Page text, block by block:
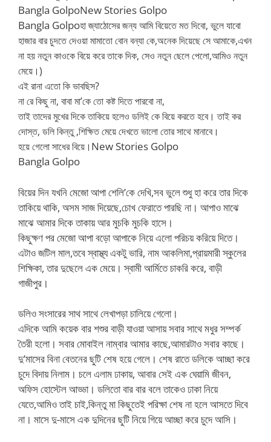
Bangla GolpoNew Stories Golpo
Bangla Golpoহা জ্যাঠোসের জন্য আমি বিয়েতে মত দিবো, ভুলে যাবো
হাজার বার চুদতে দেওয়া মামাতো বোন বন্যা কে,অনেক দিয়েছে সে আমাকে,এখন
না হয় নতুন কাওকে বিয়ে করে তাকে দিক, সেও নতুন ছেলে পেলো,আমিও নতুন
মেয়ে।)
এই রানা এতো কি ভাবছিস?
না রে কিছু না, বাবা মা’কে তো কষ্ট দিতে পারবো না,
তাই তাদের মুখের দিকে তাকিয়ে হলেও ডলিই কে বিয়ে করতে হবে। তাই কর
দোস্ত, ডলি কিন্তু ,শিক্ষিত মেয়ে দেখতে ভালো তোর সাথে মানাবে।
হয়ে গেলো সাধের বিয়ে। New Stories Golpo
Bangla Golpo
বিয়ের দিন যখনি মেজো আপা শেলি’কে দেখি,সব ভুলে শুধু হা করে তার দিকে
তাকিয়ে থাকি, অসম সাজ দিয়েছে,চোখ ফেরাতে পারছি না। আপাও মাঝে
মাঝে আমার দিকে তাকায় আর মুচকি মুচকি হাসে।
কিছুক্ষণ পর মেজো আপা বড়ো আপাকে নিয়ে এলো পরিচয় করিয়ে দিতে।
এটাও জটিল মাল,তবে স্বাস্থ্য একটু ভারি, নাম আকলিমা,প্রায়মারী স্কুলের
শিক্ষিকা, তার দুছেলে এক মেয়ে। স্বামী আর্মিতে চাকরি করে, বাড়ী
গাজীপুর।
ডলিও সংসারের সাথ সাথে লেখাপড়া চালিয়ে গেলো।
এদিকে আমি কয়েক বার শশুর বাড়ী যাওয়া আসায় সবার সাথে মধুর সম্পর্ক
তৈরী হলো। সবার মোবাইল নাম্বার আমার কাছে,আমারটাও সবার কাছে।
দু’মাসের বিনা বেতনের ছুটি শেষ হয়ে গেলে। শেষ রাতে ডলিকে আচ্ছা করে
চুদে বিদায় নিলাম। চলে এলাম ঢাকায়, আবার সেই এক ঘেয়ামি জীবন,
অফিস হোস্টেল আড্ডা। ডলিতো বার বার বলে তাকেও ঢাকা নিয়ে
যেতে,আমিও তাই চাই,কিন্তু মা কিছুতেই পরিক্ষা শেষ না হলে আসতে দিবে
না। মাসে দু-মাসে এক দুদিনের ছুটি নিয়ে গিয়ে আচ্ছা করে চুদে আসি।